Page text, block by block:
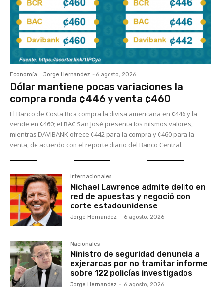
Economía Jorge Hernandez - 6 agosto, 2026
Dólar mantiene pocas variaciones la
compra ronda ¢446 y venta ¢460
El Banco de Costa Rica compra la divisa americana en ¢446 y la
vende en ¢460; el BAC San José presenta los mismos valores,
mientras DAVIBANK ofrece ¢442 para la compra y ¢460 para la
venta, de acuerdo con el reporte diario del Banco Central.
Internacionales
Michael Lawrence admite delito en
red de apuestas y negoció con
corte estadounidense
Jorge Hernandez - 6 agosto, 2026
Nacionales
Ministro de seguridad denuncia a
exjerarcas por no tramitar informe
sobre 122 policías investigados
Jorge Hernandez - 6 agosto, 2026